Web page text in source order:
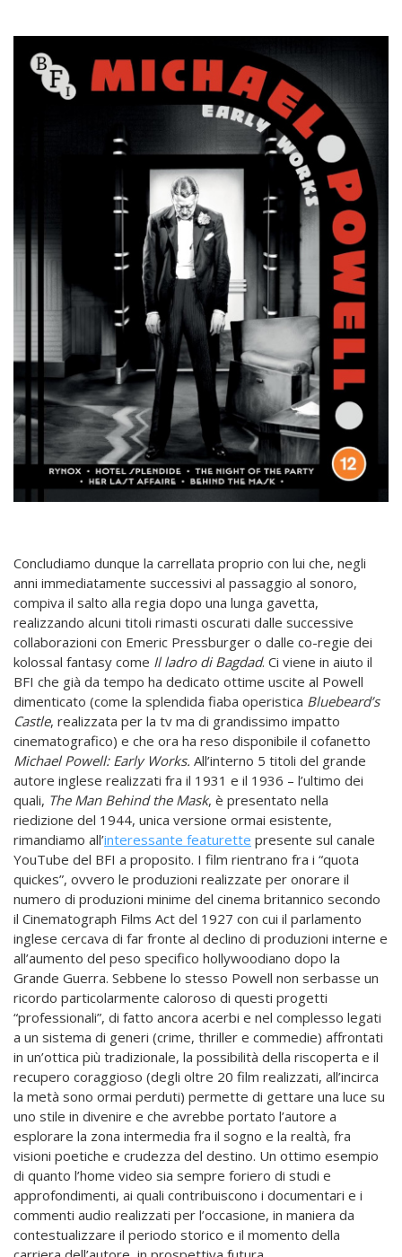
Concludiamo dunque la carrellata proprio con lui che, negli
anni immediatamente successivi al passaggio al sonoro,
compiva il salto alla regia dopo una lunga gavetta,
realizzando alcuni titoli rimasti oscurati dalle successive
collaborazioni con Emeric Pressburger o dalle co-regie dei
kolossal fantasy come Il ladro di Bagdad. Ci viene in aiuto il
BFI che già da tempo ha dedicato ottime uscite al Powell
dimenticato (come la splendida fiaba operistica Bluebeard’s
Castle, realizzata per la tv ma di grandissimo impatto
cinematografico) e che ora ha reso disponibile il cofanetto
Michael Powell: Early Works. All’interno 5 titoli del grande
autore inglese realizzati fra il 1931 e il 1936 – l’ultimo dei
quali, The Man Behind the Mask, è presentato nella
riedizione del 1944, unica versione ormai esistente,
rimandiamo all’interessante featurette presente sul canale
YouTube del BFI a proposito. I film rientrano fra i “quota
quickes”, ovvero le produzioni realizzate per onorare il
numero di produzioni minime del cinema britannico secondo
il Cinematograph Films Act del 1927 con cui il parlamento
inglese cercava di far fronte al declino di produzioni interne e
all’aumento del peso specifico hollywoodiano dopo la
Grande Guerra. Sebbene lo stesso Powell non serbasse un
ricordo particolarmente caloroso di questi progetti
“professionali”, di fatto ancora acerbi e nel complesso legati
a un sistema di generi (crime, thriller e commedie) affrontati
in un’ottica più tradizionale, la possibilità della riscoperta e il
recupero coraggioso (degli oltre 20 film realizzati, all’incirca
la metà sono ormai perduti) permette di gettare una luce su
uno stile in divenire e che avrebbe portato l’autore a
esplorare la zona intermedia fra il sogno e la realtà, fra
visioni poetiche e crudezza del destino. Un ottimo esempio
di quanto l’home video sia sempre foriero di studi e
approfondimenti, ai quali contribuiscono i documentari e i
commenti audio realizzati per l’occasione, in maniera da
contestualizzare il periodo storico e il momento della